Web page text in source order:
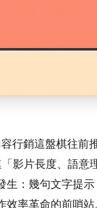
行銷這盤棋往前
影片長度、語意
生：幾句文字提
率革命的前哨站